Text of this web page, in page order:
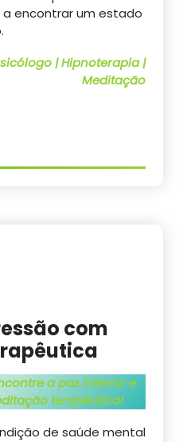
encontrar um estado
| Hipnoterapia |
Meditação
com
a paz interior e
terapêutica!
de saúde mental